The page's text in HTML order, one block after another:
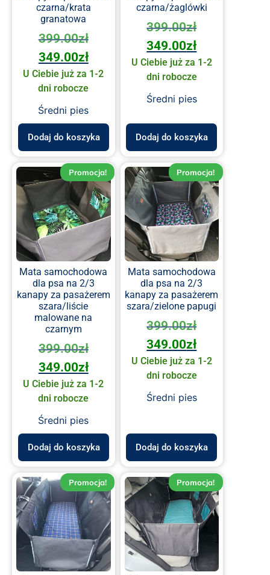
czarna/krata
granatowa
399.00zł
349.00zł
U Ciebie już za 1-2
dni robocze
Średni pies
Dodaj do koszyka
czarna/żaglówki
399.00zł
349.00zł
U Ciebie już za 1-2
dni robocze
Średni pies
Dodaj do koszyka
Promocja!
Mata samochodowa
dla psa na 2/3
kanapy za pasażerem
szara/liście
malowane na
czarnym
399.00zł
349.00zł
U Ciebie już za 1-2
dni robocze
Średni pies
Dodaj do koszyka
Promocja!
Mata samochodowa
dla psa na 2/3
kanapy za pasażerem
szara/zielone papugi
399.00zł
349.00zł
U Ciebie już za 1-2
dni robocze
Średni pies
Dodaj do koszyka
Promocja! Promocja!